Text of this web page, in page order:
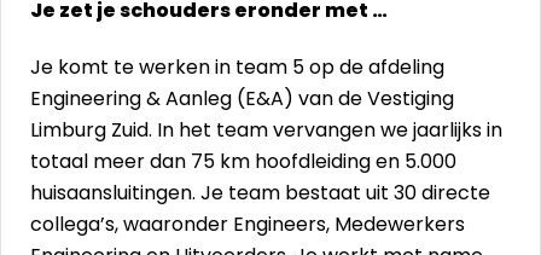
Je zet je schouders eronder met …
Je komt te werken in team 5 op de afdeling
Engineering & Aanleg (E&A) van de Vestiging
Limburg Zuid. In het team vervangen we jaarlijks in
totaal meer dan 75 km hoofdleiding en 5.000
huisaansluitingen. Je team bestaat uit 30 directe
collega’s, waaronder Engineers, Medewerkers